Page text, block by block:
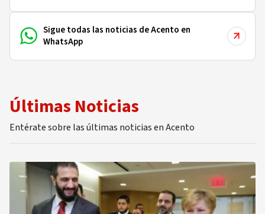
Sigue todas las noticias de Acento en
WhatsApp